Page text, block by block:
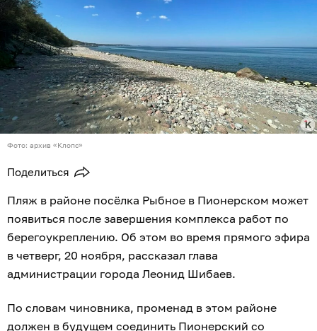
Фото: архив «Клопс»
Поделиться
Пляж в районе посёлка Рыбное в Пионерском может
появиться после завершения комплекса работ по
берегоукреплению. Об этом во время прямого эфира
в четверг, 20 ноября, рассказал глава
администрации города Леонид Шибаев.
По словам чиновника, променад в этом районе
должен в будущем соединить Пионерский со